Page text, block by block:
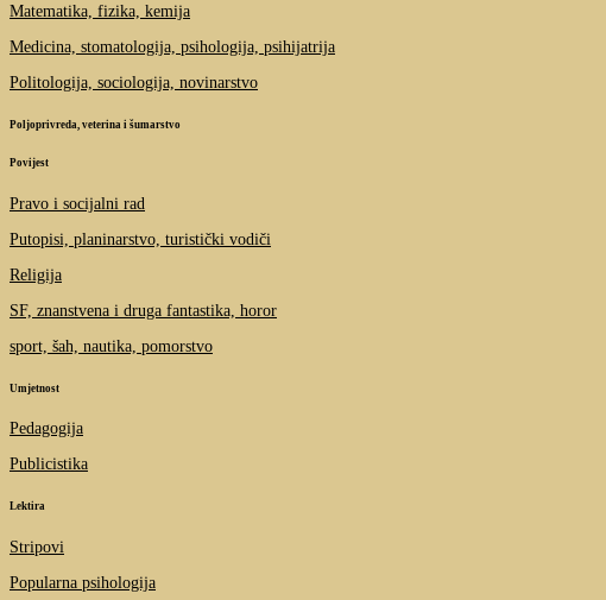
Matematika, fizika, kemija
Medicina, stomatologija, psihologija, psihijatrija
Politologija, sociologija, novinarstvo
Poljoprivreda, veterina i šumarstvo
Povijest
Pravo i socijalni rad
Putopisi, planinarstvo, turistički vodiči
Religija
SF, znanstvena i druga fantastika, horor
sport, šah, nautika, pomorstvo
Umjetnost
Pedagogija
Publicistika
Lektira
Stripovi
Popularna psihologija